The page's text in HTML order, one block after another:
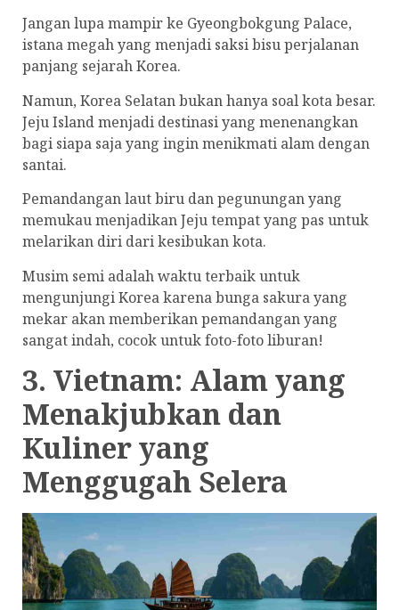
Jangan lupa mampir ke Gyeongbokgung Palace,
istana megah yang menjadi saksi bisu perjalanan
panjang sejarah Korea.
Namun, Korea Selatan bukan hanya soal kota besar.
Jeju Island menjadi destinasi yang menenangkan
bagi siapa saja yang ingin menikmati alam dengan
santai.
Pemandangan laut biru dan pegunungan yang
memukau menjadikan Jeju tempat yang pas untuk
melarikan diri dari kesibukan kota.
Musim semi adalah waktu terbaik untuk
mengunjungi Korea karena bunga sakura yang
mekar akan memberikan pemandangan yang
sangat indah, cocok untuk foto-foto liburan!
3. Vietnam: Alam yang
Menakjubkan dan
Kuliner yang
Menggugah Selera